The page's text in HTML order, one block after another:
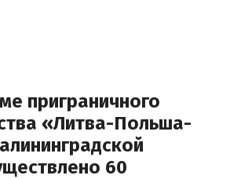
приграничного
«Литва-Польша-
60